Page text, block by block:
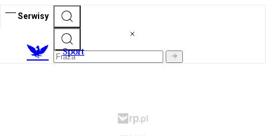
Serwisy
Sport